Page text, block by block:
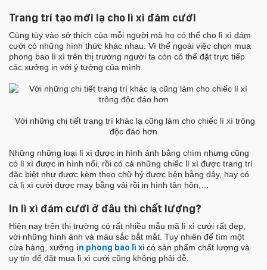
Trang trí tạo mới lạ cho lì xì đám cưới
Cùng tùy vào sở thích của mỗi người mà họ có thể cho lì xì đám
cưới có những hình thức khác nhau. Vì thế ngoài việc chọn mua
phong bao lì xì trên thị trường người ta còn có thể đặt trực tiếp
các xưởng in với ý tưởng của mình.
Với những chi tiết trang trí khác lạ cũng làm cho chiếc lì xì trông
độc đáo hơn
Những những loại lì xì được in hình ảnh bằng chìm nhưng cũng
có lì xì được in hình nổi, rồi có cả những chiếc lì xì được trang trí
đặc biệt như được kèm theo chữ hỷ được bện bằng dây, hay có
cả lì xì cưới được may bằng vải rồi in hình tân hôn,…
In lì xì đám cưới ở đâu thì chất lượng?
Hiện nay trên thị trường có rất nhiều mẫu mã lì xì cưới rất đẹp,
với những hình ảnh và màu sắc bắt mắt. Tuy nhiên để tìm một
cửa hàng, xưởng in phong bao lì xì có sản phẩm chất lượng và
uy tín để đặt mua lì xì cưới cũng không phải dễ.